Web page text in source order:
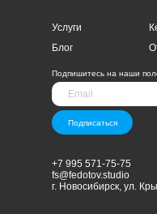
Услуги
+7 995 571-75-75
fs@fedotov.studio
г. Новосибирск, ул.
Блог
Подпишитесь на наши
Подписаться